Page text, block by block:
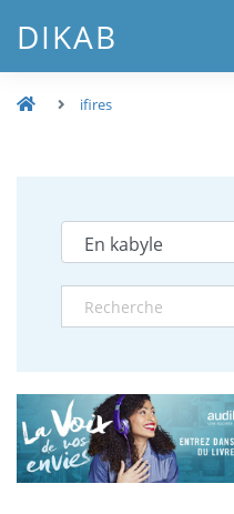
DIKAB
ifires